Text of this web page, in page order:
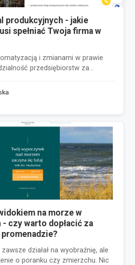
produkcyjnych - jakie
spełniać Twoja firma w
i zmianami w prawie
przedsiębiorstw za...
na morze w
czy warto dopłacić za
działał na wyobraźnię, ale
o poranku czy zmierzchu. Nic